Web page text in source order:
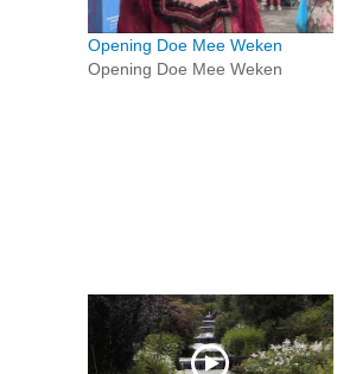
Opening Doe Mee Weken
Opening Doe Mee Weken